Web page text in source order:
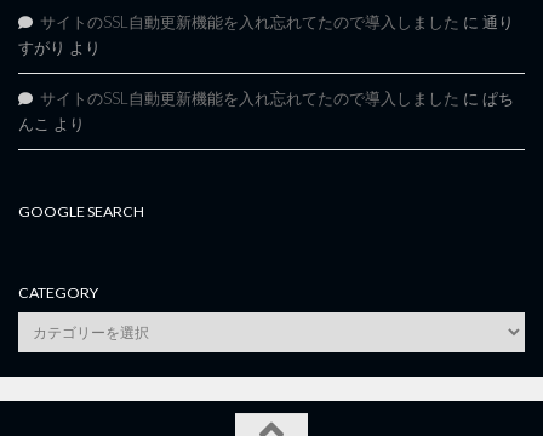
サイトのSSL自動更新機能を入れ忘れてたので導入しました に 通り
すがり より
サイトのSSL自動更新機能を入れ忘れてたので導入しました に ぱち
んこ より
GOOGLE SEARCH
CATEGORY
category